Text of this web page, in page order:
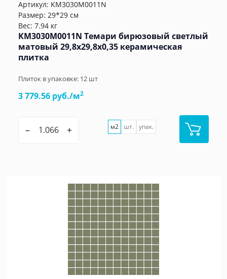
Артикул: KM3030M0011N
Размер: 29*29 см
Вес: 7.94 кг
KM3030M0011N Темари бирюзовый светлый
матовый 29,8x29,8x0,35 керамическая
плитка
Плиток в упаковке: 12 шт
3 779.56 руб./м2
– + м2 шт. упак.